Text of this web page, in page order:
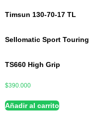
Timsun 130-70-17 TL
Sellomatic Sport Touring
TS660 High Grip
$390.000
Añadir al carrito